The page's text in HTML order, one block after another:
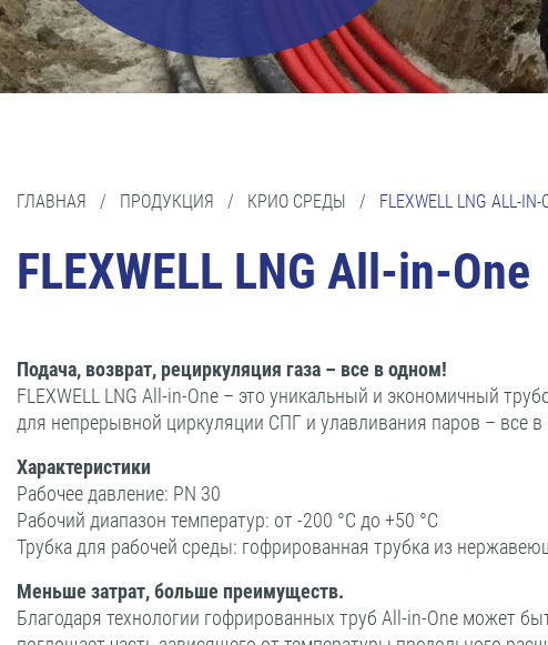
ГЛАВНАЯ / ПРОДУКЦИЯ / КРИО СРЕДЫ / FLEXWELL LNG ALL-IN-
FLEXWELL LNG All-in-One
Подача, возврат, рециркуляция газа – все в одном!
FLEXWELL LNG All-in-One – это уникальный и экономичный
для непрерывной циркуляции СПГ и улавливания паров – все в
Характеристики
Рабочее давление: PN 30
Рабочий диапазон температур: от -200 °C до +50 °C
Трубка для рабочей среды: гофрированная трубка из
Меньше затрат, больше преимуществ.
Благодаря технологии гофрированных труб All-in-One может